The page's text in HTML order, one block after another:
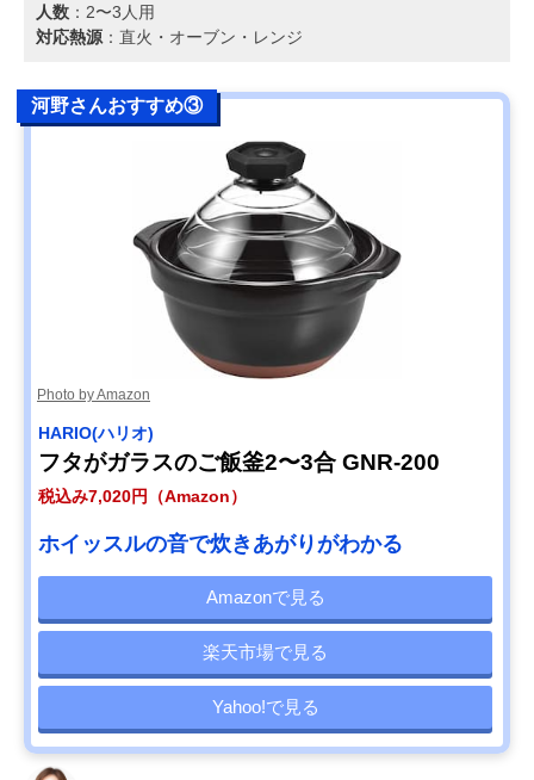
人数 ：2〜3人用
対応熱源 ：直火・オーブン・レンジ
河野さんおすすめ③
Photo by Amazon
HARIO(ハリオ)
フタがガラスのご飯釜2〜3合 GNR-200
税込み7,020円（Amazon）
ホイッスルの音で炊きあがりがわかる
Amazonで見る
楽天市場で見る
Yahoo!で見る